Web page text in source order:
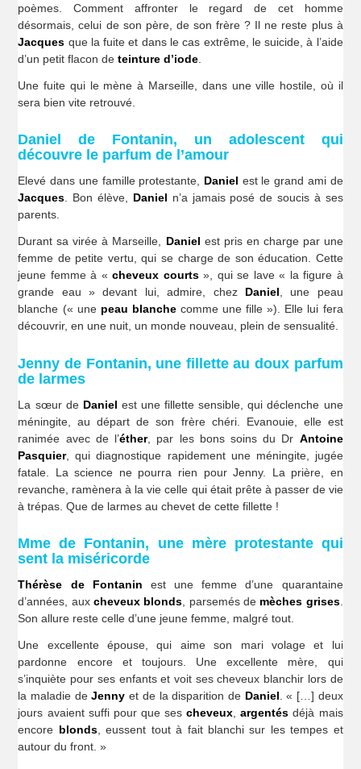
poèmes. Comment affronter le regard de cet homme
désormais, celui de son père, de son frère ? Il ne reste plus à
Jacques que la fuite et dans le cas extrême, le suicide, à l’aide
d’un petit flacon deteinture d’iode
Une fuite qui le mène à Marseille, dans une ville hostile, où il
sera bien vite retrouvé.
Daniel de Fontanin, un adolescent qui
découvre le parfum de l’amour
Elevé dans une famille protestante, Daniel est le grand ami de
Jacques. Bon élève, Daniel n’a jamais posé de soucis à ses
parents.
Durant sa virée à Marseille, Daniel est pris en charge par une
femme de petite vertu, qui se charge de son éducation. Cette
jeune femme à «cheveux courts», qui se lave « la figure à
grande eau » devant lui, admire, chez Daniel , une peau
blanche (« une peau blanchecomme une fille »). Elle lui fera
découvrir, en une nuit, un monde nouveau, plein de sensualité.
Jenny de Fontanin, une fillette au doux parfum
de larmes
La sœur de Daniel est une fillette sensible, qui déclenche une
méningite, au départ de son frère chéri. Evanouie, elle est
ranimée avec de l’éther, par les bons soins du Dr Antoine
Pasquier, qui diagnostique rapidement une méningite, jugée
fatale. La science ne pourra rien pour Jenny. La prière, en
revanche, ramènera à la vie celle qui était prête à passer de vie
à trépas. Que de larmes au chevet de cette fillette !
Mme de Fontanin, une mère protestante qui
sent la miséricorde
Thérèse de Fontanin est une femme d’une quarantaine
d’années, auxcheveux blonds , parsemés de mèches grises.
Son allure reste celle d’une jeune femme, malgré tout.
Une excellente épouse, qui aime son mari volage et lui
pardonne encore et toujours. Une excellente mère, qui
s’inquiète pour ses enfants et voit ses cheveux blanchir lors de
la maladie deJenny et de la disparition de Daniel . « […] deux
jours avaient suffi pour que sescheveux ,argentés déjà mais
encore blonds, eussent tout à fait blanchi sur les tempes et
autour du front. »